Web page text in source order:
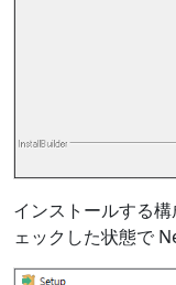
インストールする
ェックした状態で